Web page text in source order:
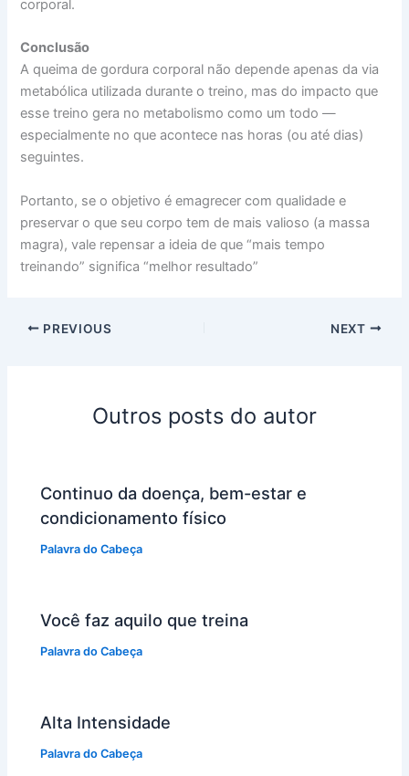
corporal.
Conclusão
A queima de gordura corporal não depende apenas da via
metabólica utilizada durante o treino, mas do impacto que
esse treino gera no metabolismo como um todo —
especialmente no que acontece nas horas (ou até dias)
seguintes.
Portanto, se o objetivo é emagrecer com qualidade e
preservar o que seu corpo tem de mais valioso (a massa
magra), vale repensar a ideia de que “mais tempo
treinando” significa “melhor resultado”
PREVIOUS NEXT
Outros posts do autor
Continuo da doença, bem-estar e
condicionamento físico
Palavra do Cabeça
Você faz aquilo que treina
Palavra do Cabeça
Alta Intensidade
Palavra do Cabeça